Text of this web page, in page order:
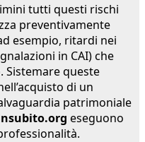
tutti questi rischi
preventivamente
esempio, ritardi nei
in CAI) che
queste
di un
patrimoniale
eseguono